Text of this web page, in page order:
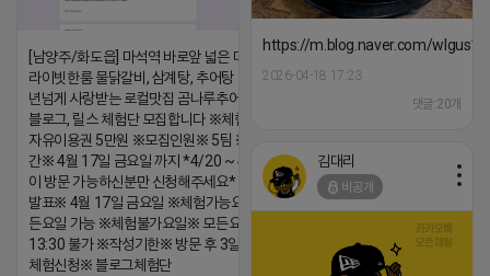
https://m.blog.naver.com/
2026-04-18 17:23
댓글:20개
[남양주/화도읍] 마석역 바로앞 넓은 매장과, 프
라이빗한룸 물닭갈비, 삼계탕, 추어탕 맛집 10
년넘게 사랑받는 로컬맛집 곰나루추어탕에서
블로그, 릴스 체험단 모집합니다 ※체험메뉴※
자유이용권 5만원 ※모집인원※ 5팀 ※모집기
간※ 4월 17일 금요일 까지 *4/20 ~ 4/26 사
이 방문 가능하신분만 신청해주세요* ※체험단
발표※ 4월 17일 금요일 ※체험가능요일※ 모
든요일 가능 ※체험불가요일※ 모든요일 12 ~
13:30 불가 ※작성기한※ 방문 후 3일 이내 ※
체험신청※ 블로그체험단
김대리
비공개